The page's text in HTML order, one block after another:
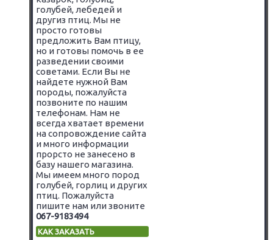
голубей, лебедей и
другиз птиц. Мы не
просто готовы
предложить Вам птицу,
но и готовы помочь в ее
разведении своими
советами. Если Вы не
найдете нужной Вам
породы, пожалуйста
позвоните по нашим
телефонам. Нам не
всегда хватает времени
на сопровождение сайта
и много информации
прорсто не занесено в
базу нашего магазина.
Мы имеем много пород
голубей, горлиц и других
птиц. Пожалуйста
пишите нам или звоните
067-9183494
КАК ЗАКАЗАТЬ